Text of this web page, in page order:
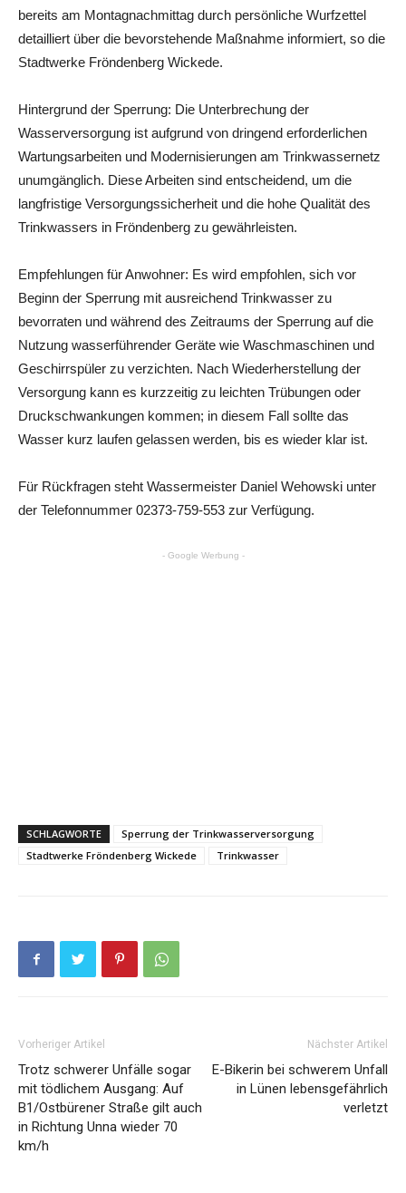
bereits am Montagnachmittag durch persönliche Wurfzettel
detailliert über die bevorstehende Maßnahme informiert, so die
Stadtwerke Fröndenberg Wickede.
Hintergrund der Sperrung: Die Unterbrechung der
Wasserversorgung ist aufgrund von dringend erforderlichen
Wartungsarbeiten und Modernisierungen am Trinkwassernetz
unumgänglich. Diese Arbeiten sind entscheidend, um die
langfristige Versorgungssicherheit und die hohe Qualität des
Trinkwassers in Fröndenberg zu gewährleisten.
Empfehlungen für Anwohner: Es wird empfohlen, sich vor
Beginn der Sperrung mit ausreichend Trinkwasser zu
bevorraten und während des Zeitraums der Sperrung auf die
Nutzung wasserführender Geräte wie Waschmaschinen und
Geschirrspüler zu verzichten. Nach Wiederherstellung der
Versorgung kann es kurzzeitig zu leichten Trübungen oder
Druckschwankungen kommen; in diesem Fall sollte das
Wasser kurz laufen gelassen werden, bis es wieder klar ist.
Für Rückfragen steht Wassermeister Daniel Wehowski unter
der Telefonnummer 02373-759-553 zur Verfügung.
- Google Werbung -
SCHLAGWORTE
Sperrung der Trinkwasserversorgung
Stadtwerke Fröndenberg Wickede
Trinkwasser
Vorheriger Artikel
Trotz schwerer Unfälle sogar
mit tödlichem Ausgang: Auf
B1/Ostbürener Straße gilt auch
in Richtung Unna wieder 70
km/h
Nächster Artikel
E-Bikerin bei schwerem Unfall
in Lünen lebensgefährlich
verletzt